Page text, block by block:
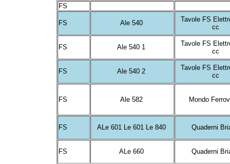
FS
FS Ale 540
Tavole FS
cc
FS Ale 540 1
Tavole FS
cc
FS Ale 540 2
Tavole FS
cc
FS Ale 582 Mondo
FS ALe 601 Le 601 Le 840 Quaderni
FS ALe 660 Quaderni